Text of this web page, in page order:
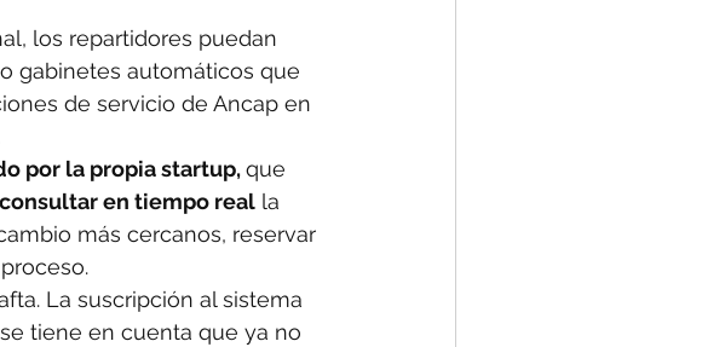
los repartidores puedan
gabinetes automáticos que
de servicio de Ancap en
por la propia startup, que
en tiempo real la
más cercanos, reservar
La suscripción al sistema
tiene en cuenta que ya no